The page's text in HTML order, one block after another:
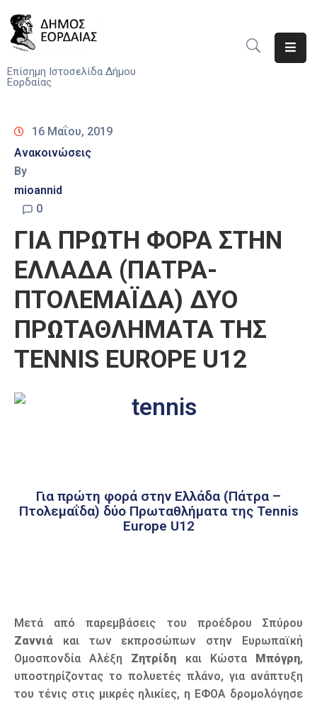
Επίσημη Ιστοσελίδα Δήμου
Εορδαίας
Υπηρεσίες
Του
Δήμου
Προσκλήσεις
Αποφάσεις
Τηλέφωνα
Καιρός
16 Μαΐου, 2019
Ανακοινώσεις
By
mioannid
0
ΓΙΑ ΠΡΩΤΗ ΦΟΡΑ ΣΤΗΝ
ΕΛΛΑΔΑ (ΠΑΤΡΑ-
ΠΤΟΛΕΜΑΪΔΑ) ΔΥΟ
ΠΡΩΤΑΘΛΗΜΑΤΑ ΤΗΣ
TENNIS EUROPE U12
Για πρώτη φορά στην Ελλάδα (Πάτρα –
Πτολεμαΐδα) δύο Πρωταθλήματα της Tennis
Europe U12
Μετά από παρεμβάσεις του προέδρου Σπύρου
Ζαννιά και των εκπροσώπων στην Ευρωπαϊκή
Ομοσπονδία Αλέξη Ζητρίδη και Κώστα Μπόγρη,
υποστηρίζοντας το πολυετές πλάνο, για ανάπτυξη
του τένις στις μικρές ηλικίες, η ΕΦΟΑ δρομολόγησε